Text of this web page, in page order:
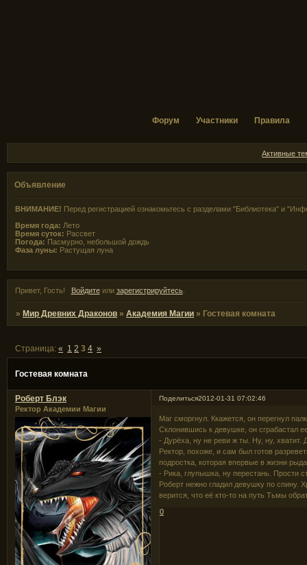
Форум Участники Правила
Активные
Объявление
ВНИМАНИЕ! Перед регистрацией ознакомьтесь с разделами "Библиотека" и
Время года: Лето
Время суток: Рассвет
Погода: Пасмурно, небольшой дождь
Фаза луны: Растущая луна
Привет, Гость! Войдитеили зарегистрируйтесь.
»Мир Древних Драконов »Академия Магии » Гостевая комната
Гостевая комната
Страница:« 1 2 3 4 »
Поделиться2012-01-31 07:02:46
Роберт Блэк
Ректор Академии Магии
Маг сморгнул. Ккажется, он перегнул
Склонившись к девушке, он сграбастал
- Дурёха, ну не реви ж ты. Ну, ну,
Ректор, похоже, и сам был готов
подростка, которая впервые в жизни
- Рика, глупышка, ну перестань. Прости
Роберт нежно гладил девушку по спину.
верится, что её кто-то на путь Тьмы
0